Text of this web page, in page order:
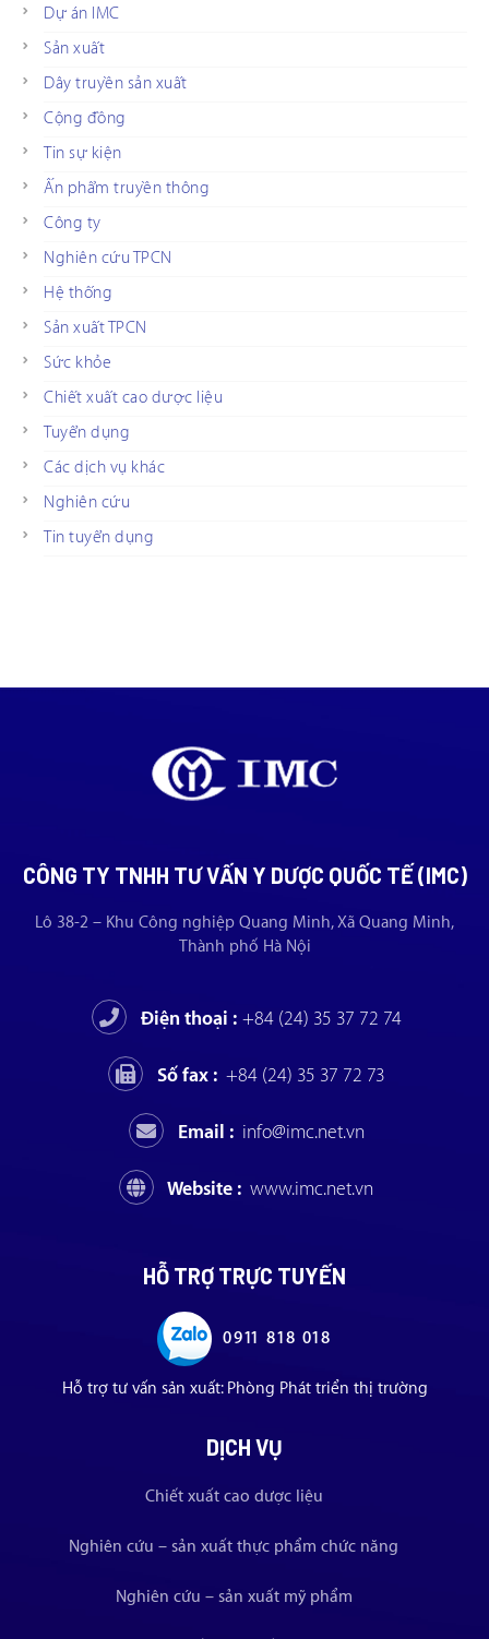
Dự án IMC
Sản xuất
Dây truyền sản xuất
Cộng đồng
Tin sự kiện
Ấn phẩm truyền thông
Công ty
Nghiên cứu TPCN
Hệ thống
Sản xuất TPCN
Sức khỏe
Chiết xuất cao dược liệu
Tuyển dụng
Các dịch vụ khác
Nghiên cứu
Tin tuyển dụng
CÔNG TY TNHH TƯ VẤN Y DƯỢC QUỐC TẾ (IMC)
Lô 38-2 – Khu Công nghiệp Quang Minh, Xã Quang Minh,
Thành phố Hà Nội
Điện thoại : +84 (24) 35 37 72 74
Số fax : +84 (24) 35 37 72 73
Email : info@imc.net.vn
Website : www.imc.net.vn
HỖ TRỢ TRỰC TUYẾN
0911 818 018
Hỗ trợ tư vấn sản xuất: Phòng Phát triển thị trường
DỊCH VỤ
Chiết xuất cao dược liệu
Nghiên cứu – sản xuất thực phẩm chức năng
Nghiên cứu – sản xuất mỹ phẩm